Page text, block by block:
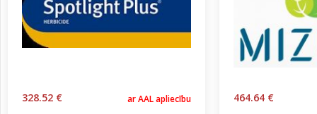
328.52 €
ar AAL apliecību
464.64 €